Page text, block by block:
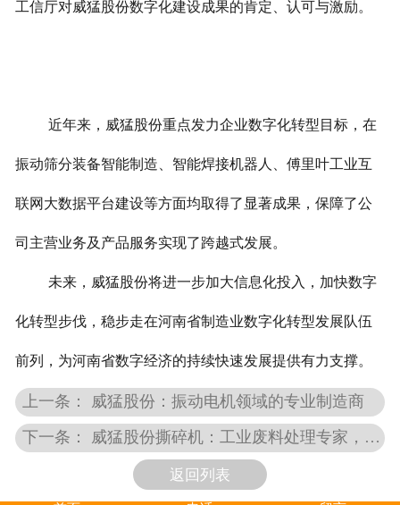
工信厅对威猛股份数字化建设成果的肯定、认可与激励。
近年来，威猛股份重点发力企业数字化转型目标，在
振动筛分装备智能制造、智能焊接机器人、傅里叶工业互
联网大数据平台建设等方面均取得了显著成果，保障了公
司主营业务及产品服务实现了跨越式发展。
未来，威猛股份将进一步加大信息化投入，加快数字
化转型步伐，稳步走在河南省制造业数字化转型发展队伍
前列，为河南省数字经济的持续快速发展提供有力支撑。
上一条： 威猛股份：振动电机领域的专业制造商
下一条： 威猛股份撕碎机：工业废料处理专家，为废料回收行业注入新动力
返回列表